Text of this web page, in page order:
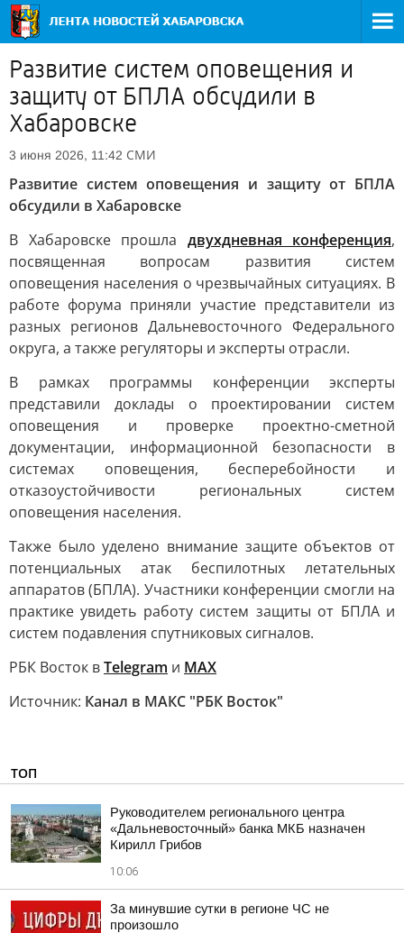
Развитие систем оповещения и
защиту от БПЛА обсудили в
Хабаровске
3 июня 2026, 11:42 СМИ
Развитие систем оповещения и защиту от БПЛА
обсудили в Хабаровске
В Хабаровске прошла двухдневная конференция,
посвященная вопросам развития систем
оповещения населения о чрезвычайных ситуациях. В
работе форума приняли участие представители из
разных регионов Дальневосточного Федерального
округа, а также регуляторы и эксперты отрасли.
В рамках программы конференции эксперты
представили доклады о проектировании систем
оповещения и проверке проектно-сметной
документации, информационной безопасности в
системах оповещения, бесперебойности и
отказоустойчивости региональных систем
оповещения населения.
Также было уделено внимание защите объектов от
потенциальных атак беспилотных летательных
аппаратов (БПЛА). Участники конференции смогли на
практике увидеть работу систем защиты от БПЛА и
систем подавления спутниковых сигналов.
РБК Восток вTelegram и MAX
Источник: Канал в МАКС "РБК Восток"
ТОП
Руководителем регионального центра
«Дальневосточный» банка МКБ назначен
Кирилл Грибов
10:06
За минувшие сутки в регионе ЧС не
произошло